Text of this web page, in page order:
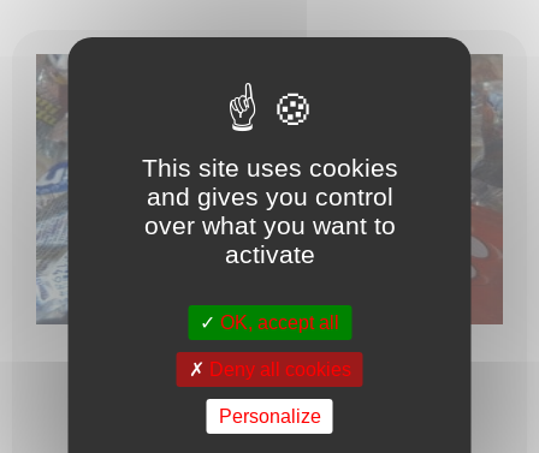
SUCETTES COEUR GOÛT CERISE
Une sucette au grand coeur qui colore la langue ...
This site uses cookies
and gives you control
over what you want to
activate
OK, accept all
Deny all cookies
Personalize